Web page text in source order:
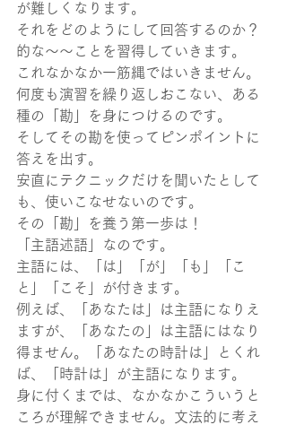
が難しくなります。
それをどのようにして回答するのか？
的な～～ことを習得していきます。
これなかなか一筋縄ではいきません。
何度も演習を繰り返しおこない、ある
種の「勘」を身につけるのです。
そしてその勘を使ってピンポイントに
答えを出す。
安直にテクニックだけを聞いたとして
も、使いこなせないのです。
その「勘」を養う第一歩は！
「主語述語」なのです。
主語には、「は」「が」「も」「こ
と」「こそ」が付きます。
例えば、「あなたは」は主語になりえ
ますが、「あなたの」は主語にはなり
得ません。「あなたの時計は」とくれ
ば、「時計は」が主語になります。
身に付くまでは、なかなかこういうと
ころが理解できません。文法的に考え